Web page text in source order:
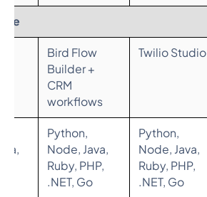
Twilio Studio
Bird Flow
Builder +
CRM
workflows
Python,
Node, Java,
Ruby, PHP,
.NET, Go
Python,
Node, Java,
Ruby, PHP,
.NET, Go